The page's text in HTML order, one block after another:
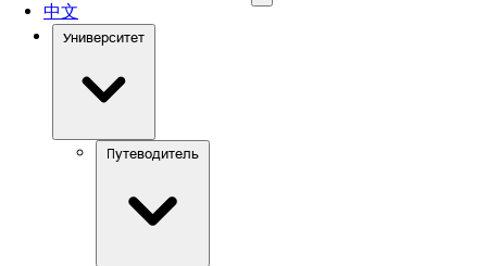
中文
Университет
Путеводитель